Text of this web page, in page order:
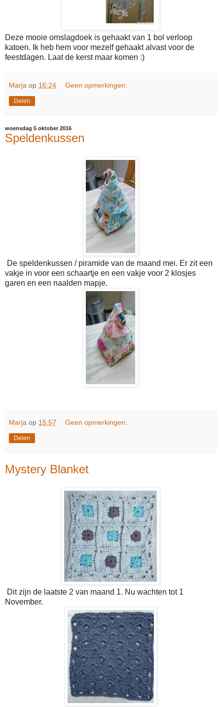
Deze mooie omslagdoek is gehaakt van 1 bol verloop
katoen. Ik heb hem voor mezelf gehaakt alvast voor de
feestdagen. Laat de kerst maar komen :)
Marja op 16:24 Geen opmerkingen:
Delen
woensdag 5 oktober 2016
Speldenkussen
De speldenkussen / piramide van de maand mei. Er zit een
vakje in voor een schaartje en een vakje voor 2 klosjes
garen en een naalden mapje.
Marja op 15:57 Geen opmerkingen:
Delen
Mystery Blanket
Dit zijn de laatste 2 van maand 1. Nu wachten tot 1
November.